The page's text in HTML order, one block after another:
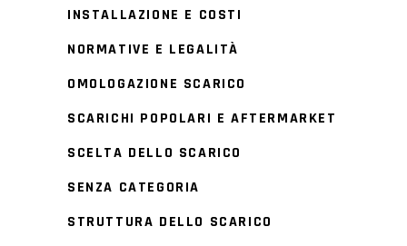
INSTALLAZIONE E COSTI
NORMATIVE E LEGALITÀ
OMOLOGAZIONE SCARICO
SCARICHI POPOLARI E AFTERMARKET
SCELTA DELLO SCARICO
SENZA CATEGORIA
STRUTTURA DELLO SCARICO